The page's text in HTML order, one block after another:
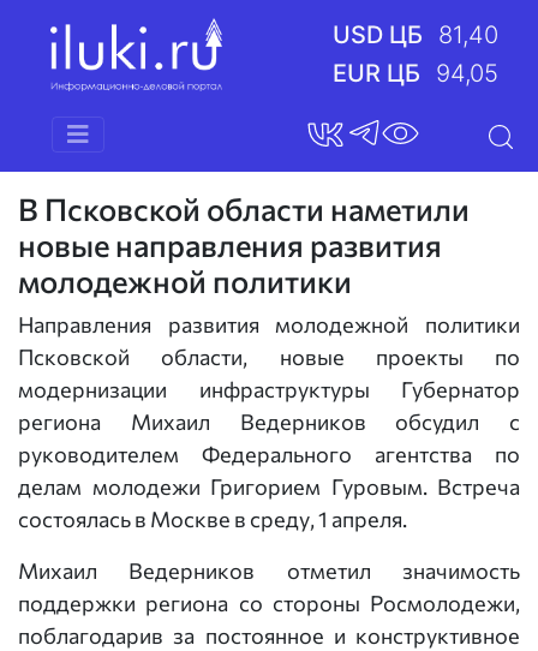
USD ЦБ
81,40
EUR ЦБ
94,05
В Псковской области наметили
новые направления развития
молодежной политики
Направления развития молодежной политики
Псковской области, новые проекты по
модернизации инфраструктуры Губернатор
региона Михаил Ведерников обсудил с
руководителем Федерального агентства по
делам молодежи Григорием Гуровым. Встреча
состоялась в Москве в среду, 1 апреля.
Михаил Ведерников отметил значимость
поддержки региона со стороны Росмолодежи,
поблагодарив за постоянное и конструктивное